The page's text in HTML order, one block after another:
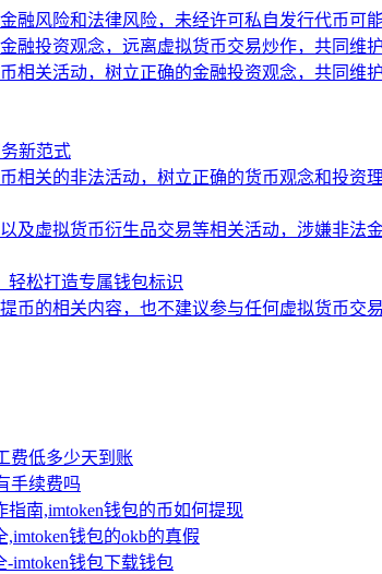
融风险和法律风险，未经许可私自发行代币可
融投资观念，远离虚拟货币交易炒作，共同
相关活动，树立正确的金融投资观念，共同
新范式
相关的非法活动，树立正确的货币观念和投
及虚拟货币衍生品交易等相关活动，涉嫌非
轻松打造专属钱包标识
币的相关内容，也不建议参与任何虚拟货币交
费低多少天到账
手续费吗
南,imtoken钱包的币如何提现
钱包的okb的真假
imtoken钱包下载钱包